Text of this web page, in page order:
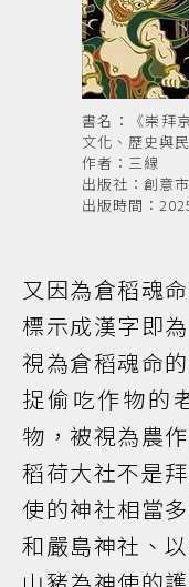
書名：《崇拜
文化、歷史與
作者：三線
出版社：創意
出版時間：
又因為倉稻魂
標示成漢字即
視為倉稻魂命
捉偷吃作物的
物，被視為農
稻荷大社不是
使的神社相當
和嚴島神社、